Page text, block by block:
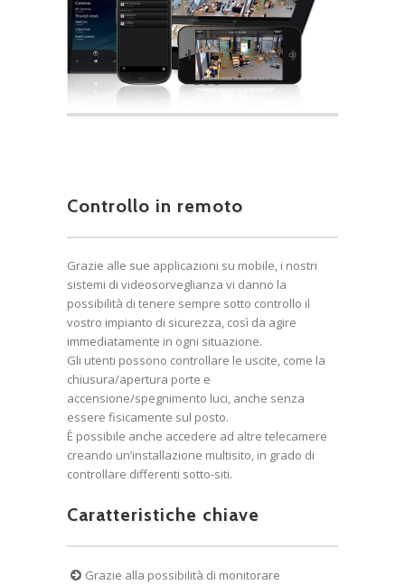
Controllo in remoto
Grazie alle sue applicazioni su mobile, i nostri
sistemi di videosorveglianza vi danno la
possibilità di tenere sempre sotto controllo il
vostro impianto di sicurezza, così da agire
immediatamente in ogni situazione.
Gli utenti possono controllare le uscite, come la
chiusura/apertura porte e
accensione/spegnimento luci, anche senza
essere fisicamente sul posto.
È possibile anche accedere ad altre telecamere
creando un’installazione multisito, in grado di
controllare differenti sotto-siti.
Caratteristiche chiave
Grazie alla possibilità di monitorare